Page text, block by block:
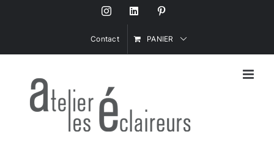
InstagramLinkedIn
Contact PANIER